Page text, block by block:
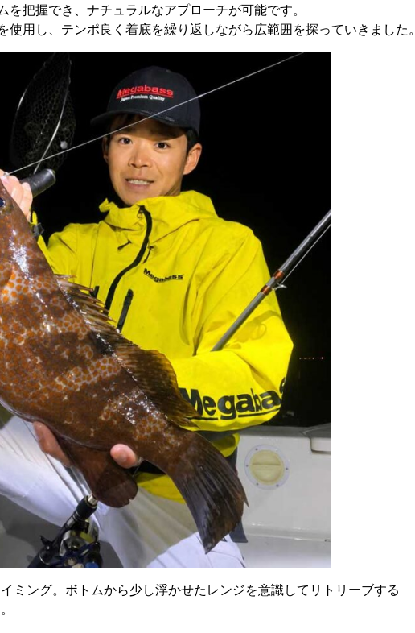
把握でき、ナチュラルなアプローチが可能です。
用し、テンポ良く着底を繰り返しながら広範囲を探っていきました。
ミング。ボトムから少し浮かせたレンジを意識してリトリーブする